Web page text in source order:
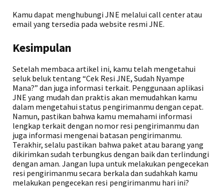
Kamu dapat menghubungi JNE melalui call center atau
email yang tersedia pada website resmi JNE.
Kesimpulan
Setelah membaca artikel ini, kamu telah mengetahui
seluk beluk tentang “Cek Resi JNE, Sudah Nyampe
Mana?” dan juga informasi terkait. Penggunaan aplikasi
JNE yang mudah dan praktis akan memudahkan kamu
dalam mengetahui status pengirimanmu dengan cepat.
Namun, pastikan bahwa kamu memahami informasi
lengkap terkait dengan nomor resi pengirimanmu dan
juga informasi mengenai batasan pengirimanmu.
Terakhir, selalu pastikan bahwa paket atau barang yang
dikirimkan sudah terbungkus dengan baik dan terlindungi
dengan aman. Jangan lupa untuk melakukan pengecekan
resi pengirimanmu secara berkala dan sudahkah kamu
melakukan pengecekan resi pengirimanmu hari ini?